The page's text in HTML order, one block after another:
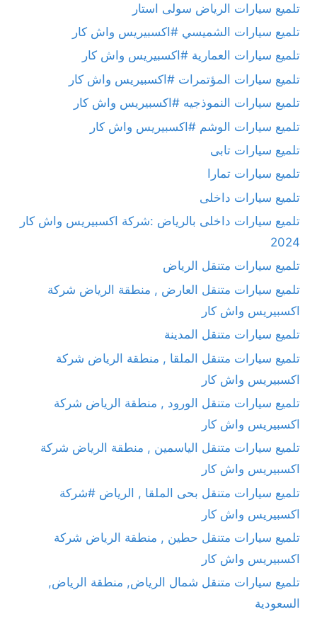
تلميع سيارات الرياض سولى استار
تلميع سيارات الشميسي #اكسبيريس واش كار
تلميع سيارات العمارية #اكسبيريس واش كار
تلميع سيارات المؤتمرات #اكسبيريس واش كار
تلميع سيارات النموذجيه #اكسبيريس واش كار
تلميع سيارات الوشم #اكسبيريس واش كار
تلميع سيارات تابى
تلميع سيارات تمارا
تلميع سيارات داخلى
تلميع سيارات داخلى بالرياض :شركة اكسبيريس واش كار
2024
تلميع سيارات متنقل الرياض
تلميع سيارات متنقل العارض , منطقة الرياض شركة
اكسبيريس واش كار
تلميع سيارات متنقل المدينة
تلميع سيارات متنقل الملقا , منطقة الرياض شركة
اكسبيريس واش كار
تلميع سيارات متنقل الورود , منطقة الرياض شركة
اكسبيريس واش كار
تلميع سيارات متنقل الياسمين , منطقة الرياض شركة
اكسبيريس واش كار
تلميع سيارات متنقل بحى الملقا , الرياض #شركة
اكسبيريس واش كار
تلميع سيارات متنقل حطين , منطقة الرياض شركة
اكسبيريس واش كار
تلميع سيارات متنقل شمال الرياض, منطقة الرياض,
السعودية